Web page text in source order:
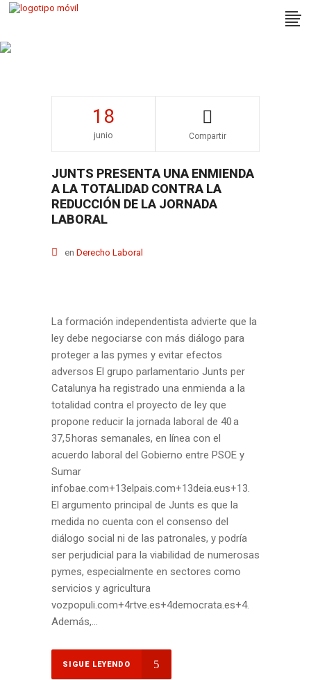
18
junio Compartir
JUNTS PRESENTA UNA ENMIENDA
A LA TOTALIDAD CONTRA LA
REDUCCIÓN DE LA JORNADA
LABORAL
en Derecho Laboral
La formación independentista advierte que la
ley debe negociarse con más diálogo para
proteger a las pymes y evitar efectos
adversos El grupo parlamentario Junts per
Catalunya ha registrado una enmienda a la
totalidad contra el proyecto de ley que
propone reducir la jornada laboral de 40 a
37,5 horas semanales, en línea con el
acuerdo laboral del Gobierno entre PSOE y
Sumar
infobae.com+13elpais.com+13deia.eus+13.
El argumento principal de Junts es que la
medida no cuenta con el consenso del
diálogo social ni de las patronales, y podría
ser perjudicial para la viabilidad de numerosas
pymes, especialmente en sectores como
servicios y agricultura
vozpopuli.com+4rtve.es+4democrata.es+4.
Además,...
SIGUE LEYENDO